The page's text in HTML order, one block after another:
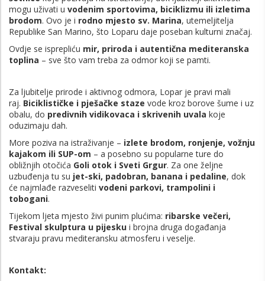
mogu uživati u vodenim sportovima, biciklizmu ili izletima
brodom. Ovo je i rodno mjesto sv. Marina, utemeljitelja
Republike San Marino, što Loparu daje poseban kulturni značaj.
Ovdje se isprepliću mir, priroda i autentična mediteranska
toplina – sve što vam treba za odmor koji se pamti.
Za ljubitelje prirode i aktivnog odmora, Lopar je pravi mali
raj. Biciklističke i pješačke staze vode kroz borove šume i uz
obalu, do predivnih vidikovaca i skrivenih uvala koje
oduzimaju dah.
More poziva na istraživanje – izlete brodom, ronjenje, vožnju
kajakom ili SUP-om – a posebno su popularne ture do
obližnjih otočića Goli otok i Sveti Grgur. Za one željne
uzbuđenja tu su jet-ski, padobran, banana i pedaline, dok
će najmlađe razveseliti vodeni parkovi, trampolini i
tobogani.
Tijekom ljeta mjesto živi punim plućima: ribarske večeri,
Festival skulptura u pijesku i brojna druga događanja
stvaraju pravu mediteransku atmosferu i veselje.
Kontakt: